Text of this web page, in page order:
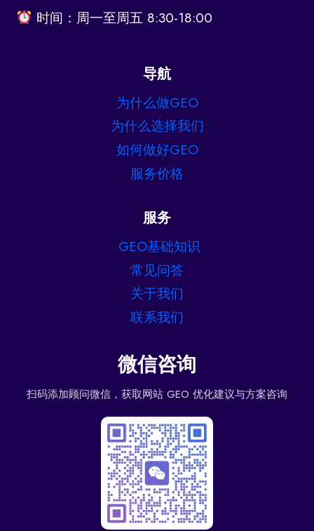
时间：周一至周五 8:30-18:00
导航
为什么做GEO
为什么选择我们
如何做好GEO
服务价格
服务
GEO基础知识
常见问答
关于我们
联系我们
微信咨询
扫码添加顾问微信，获取网站 GEO 优化建议与方案咨询